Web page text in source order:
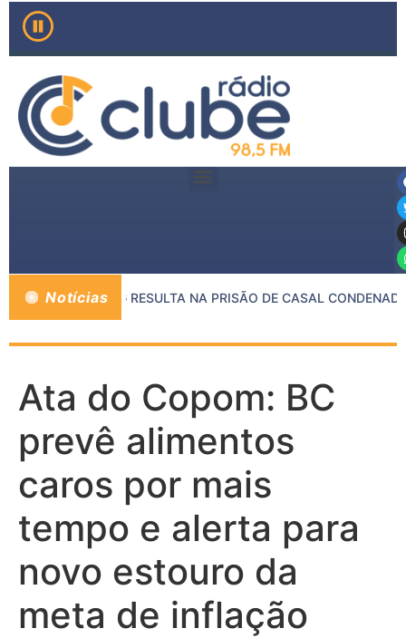
Notícias
MP E PMMG RESULTA NA PRISÃO DE CASAL
Ata do Copom: BC
prevê alimentos
caros por mais
tempo e alerta para
novo estouro da
meta de inflação